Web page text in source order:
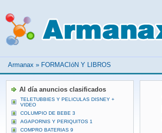
Armanax » FORMACIóN Y LIBROS
Al día anuncios clasificados
TELETUBBIES Y PELICULAS DISNEY +
VIDEO
COLUMPIO DE BEBE 3
AGAPORNIS Y PERIQUITOS 1
COMPRO BATERIAS 9